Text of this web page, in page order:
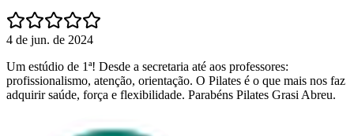
4 de jun. de 2024
Um estúdio de 1ª! Desde a secretaria até aos professores:
profissionalismo, atenção, orientação. O Pilates é o que mais nos faz
adquirir saúde, força e flexibilidade. Parabéns Pilates Grasi Abreu.